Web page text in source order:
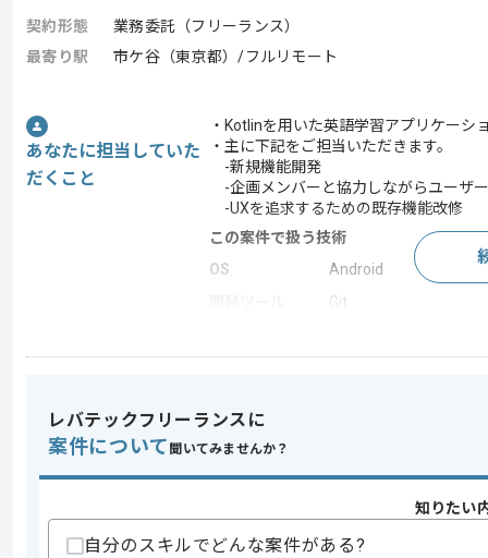
契約形態
業務委託（フリーランス）
最寄り駅
市ケ谷（東京都）/フルリモート
あなたに担当していた
だくこと
・Kotlinを用いた英語学習アプリケーシ
・主に下記をご担当いただきます。
-新規機能開発
-企画メンバーと協力しながらユーザ
-UXを追求するための既存機能改修
この案件で扱う技術
OS
Android
Git
スキル
求めるスキル
・Kotlinを用いたアプリケーションの開
レバテックフリーランスに
案件について 聞いてみませんか？
知りたい
自分のスキルでどんな案件がある?